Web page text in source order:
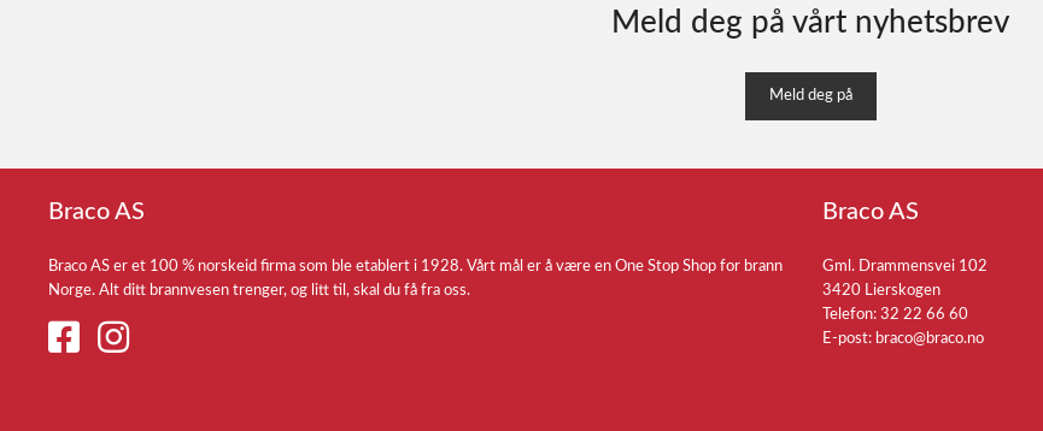
Meld deg på vårt nyhetsbrev
Meld deg på
Braco AS
Braco AS er et 100 % norskeid firma som ble etablert i 1928. Vårt mål er å være en One Stop Shop for brann
Norge. Alt ditt brannvesen trenger, og litt til, skal du få fra oss.
Braco AS
Gml. Drammensvei 102
3420 Lierskogen
Telefon: 32 22 66 60
E-post: braco@braco.no